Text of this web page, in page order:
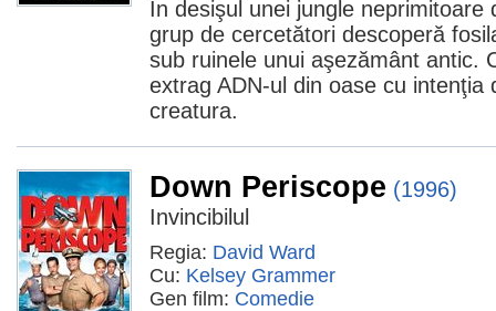
În desişul unei jungle neprimitoare
grup de cercetători descoperă
sub ruinele unui aşezământ antic.
extrag ADN-ul din oase cu intenţia
creatura.
Down Periscope (1996)
Invincibilul
Regia: David Ward
Cu: Kelsey Grammer
Gen film: Comedie